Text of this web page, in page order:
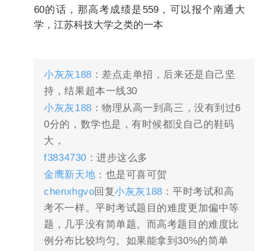
60的话，那高考成绩是559，可以报个南通大
学，江苏科技大学之类的一本
小灰灰188 ：差点走单招，后来还是自己坚
持，结果超本一线30
小灰灰188 ：物理从高一到高三，没有到过6
0分的，数学也是，有时候都没自己的鞋码
大，
f3834730 ：进步这么多
金鹰新天地 ：也是可喜可贺
chenxhgvo回复小灰灰188 ：平时考试和高
考不一样。平时考试题目的难度更加偏中等
题，几乎没有简单题。而高考题目的难度比
例分布比较均匀。如果能拿到30%的简单